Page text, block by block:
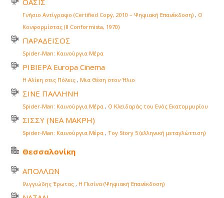
ΟΑΣΙΣ
Γνήσιο Αντίγραφο (Certified Copy, 2010 – Ψηφιακή Επανέκδοση) , Ο
Κονφορμίστας (Il Conformista, 1970)
ΠΑΡΑΔΕΙΣΟΣ
Spider-Man: Καινούργια Μέρα
ΡΙΒΙΕΡΑ Europa Cinema
Η Αλίκη στις Πόλεις , Μια Θέση στον Ήλιο
ΣΙΝΕ ΠΑΛΛΗΝΗ
Spider-Man: Καινούργια Μέρα , Ο Κλειδαράς του Ενός Εκατομμυρίου
ΣΙΣΣΥ (ΝΕΑ ΜΑΚΡΗ)
Spider-Man: Καινούργια Μέρα , Toy Story 5 (ελληνική μεταγλώττιση)
Θεσσαλονίκη
ΑΠΟΛΛΩΝ
Ιλιγγιώδης Έρωτας , Η Πισίνα (Ψηφιακή Επανέκδοση)